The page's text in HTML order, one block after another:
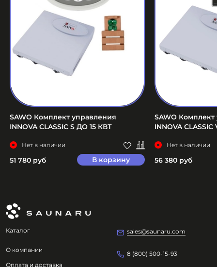
SAWO Комплект управления
INNOVA CLASSIC S ДО 15 КВТ
Нет в наличии
51 780 руб В корзину
SAWO
INNOVA
Нет в наличии
56 380 руб
Каталог
О компании
Оплата и доставка
sales@saunaru.com
8 (800) 500-15-93